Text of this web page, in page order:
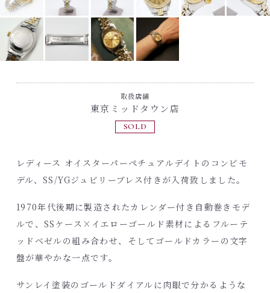
取扱店舗
東京ミッドタウン店
SOLD
レディース オイスターパーペチュアルデイトのコンビモ
デル、SS/YGジュビリーブレス付きが入荷致しました。
1970年代後期に製造されたカレンダー付き自動巻きモデ
ルで、SSケース×イエローゴールド素材によるフルーテ
ッドベゼルの組み合わせ、そしてゴールドカラーの文字
盤が華やかな一点です。
サンレイ塗装のゴールドダイアルに肉眼で分かるような